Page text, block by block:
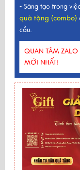
- Sáng tạo trong việc
quà tặng (combo)
cầu.
QUAN TÂM
MỚI NHẤT!